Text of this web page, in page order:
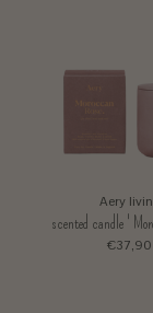
Aery
scented candle '
€37,90